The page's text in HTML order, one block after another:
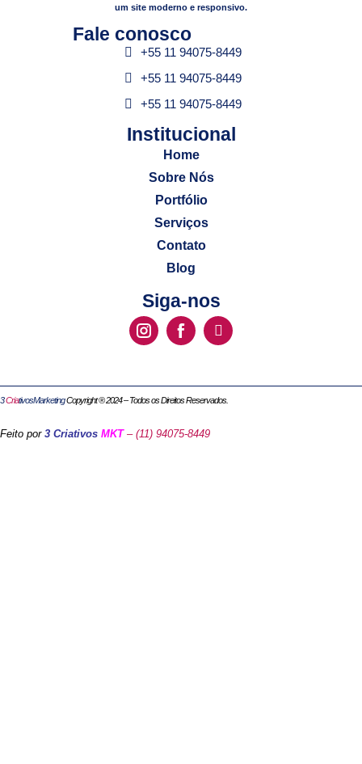
um site moderno e responsivo.
Fale conosco​
+55 11 94075-8449
+55 11 94075-8449
+55 11 94075-8449
Institucional​
Home
Sobre Nós
Portfólio
Serviços
Contato
Blog
Siga-nos
3CriativosMarketingCopyright ® 2024 – Todos os Direitos Reservados.
Feito por 3 Criativos MKT– (11) 94075-8449